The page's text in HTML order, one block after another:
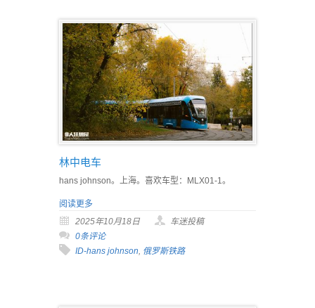
林中电车
hans johnson。上海。喜欢车型：MLX01-1。
阅读更多
2025年10月18日
车迷投稿
0条评论
ID-hans johnson, 俄罗斯铁路